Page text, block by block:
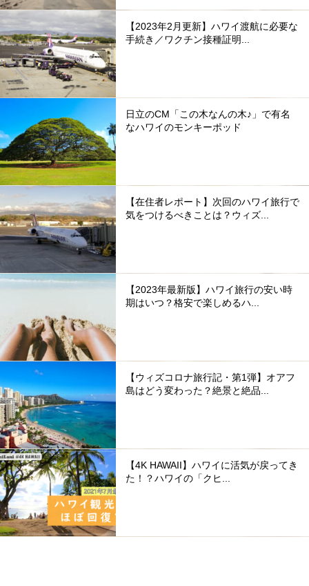
【2023年2月更新】ハワイ渡航に必要な
手続き／ワクチン接種証明...
日立のCM「この木なんの木♪」で有名
なハワイのモンキーポッド
【在住者レポート】次回のハワイ旅行で
気をつけるべきことは？ウィズ...
【2023年最新版】ハワイ旅行の安い時
期はいつ？格安で楽しめるハ...
【ウィズコロナ旅行記・第1弾】オアフ
島はどう変わった？絶景と絶品...
【4K HAWAII】ハワイに活気が戻ってき
た！？ハワイの「クヒ...